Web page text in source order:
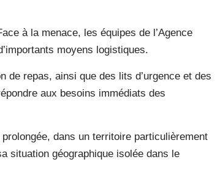
à la menace, les équipes de l’Agence
moyens logistiques.
de repas, ainsi que des lits d’urgence et des
aux besoins immédiats des
dans un territoire particulièrement
situation géographique isolée dans le